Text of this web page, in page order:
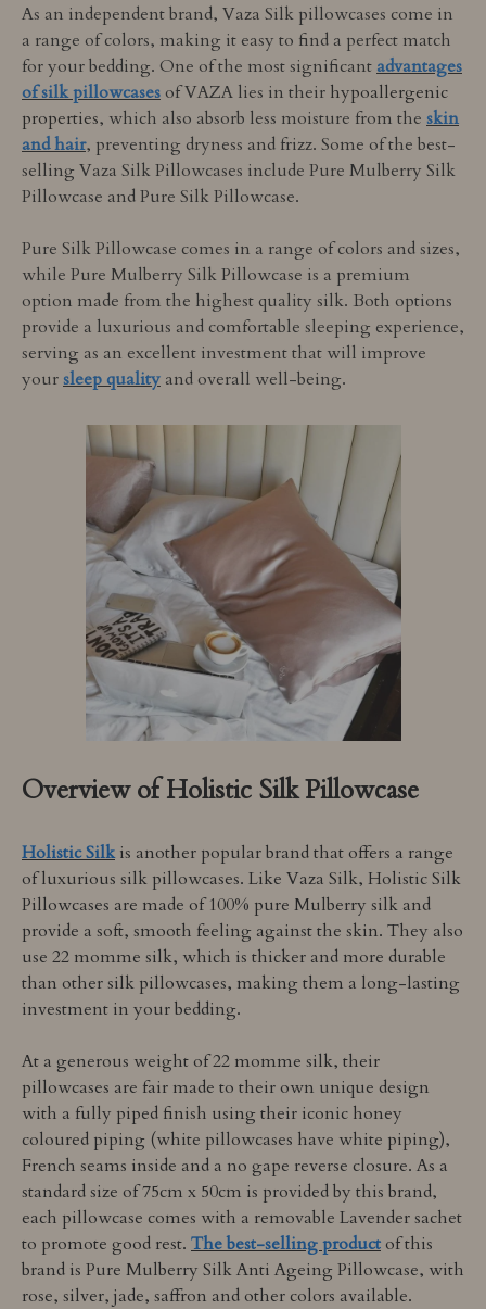
As an independent brand, Vaza Silk pillowcases come in
a range of colors, making it easy to find a perfect match
for your bedding. One of the most significant advantages
of silk pillowcasesof VAZA lies in their hypoallergenic
properties, which also absorb less moisture from the skin
and hair, preventing dryness and frizz. Some of the best-
selling Vaza Silk Pillowcases include Pure Mulberry Silk
Pillowcase and Pure Silk Pillowcase.
Pure Silk Pillowcase comes in a range of colors and sizes,
while Pure Mulberry Silk Pillowcase is a premium
option made from the highest quality silk. Both options
provide a luxurious and comfortable sleeping experience,
serving as an excellent investment that will improve
yoursleep quality and overall well-being.
Overview of Holistic Silk Pillowcase
Holistic Silkis another popular brand that offers a range
of luxurious silk pillowcases. Like Vaza Silk, Holistic Silk
Pillowcases are made of 100% pure Mulberry silk and
provide a soft, smooth feeling against the skin. They also
use 22 momme silk, which is thicker and more durable
than other silk pillowcases, making them a long-lasting
investment in your bedding.
At a generous weight of 22 momme silk, their
pillowcases are fair made to their own unique design
with a fully piped finish using their iconic honey
coloured piping (white pillowcases have white piping),
French seams inside and a no gape reverse closure. As a
standard size of 75cm x 50cm is provided by this brand,
each pillowcase comes with a removable Lavender sachet
to promote good rest. The best-selling productof this
brand is Pure Mulberry Silk Anti Ageing Pillowcase, with
rose, silver, jade, saffron and other colors available.